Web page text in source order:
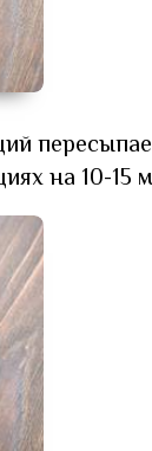
на 10-15